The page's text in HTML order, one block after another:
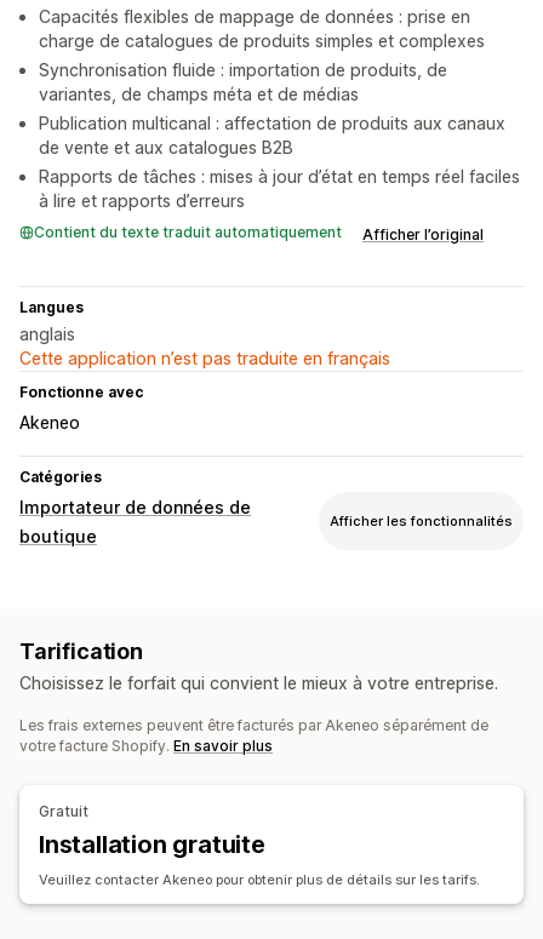
Capacités flexibles de mappage de données : prise en
charge de catalogues de produits simples et complexes
Synchronisation fluide : importation de produits, de
variantes, de champs méta et de médias
Publication multicanal : affectation de produits aux canaux
de vente et aux catalogues B2B
Rapports de tâches : mises à jour d’état en temps réel faciles
à lire et rapports d’erreurs
Contient du texte traduit automatiquement Afficher l’original
Langues
anglais
Cette application n’est pas traduite en français
Fonctionne avec
Akeneo
Catégories
Importateur de données de
boutique
Afficher les fonctionnalités
Synchronisation programmée
Champs méta Produits
Tarification
Choisissez le forfait qui convient le mieux à votre entreprise.
Les frais externes peuvent être facturés par Akeneo séparément de
votre facture Shopify. En savoir plus
Gratuit
Installation gratuite
Veuillez contacter Akeneo pour obtenir plus de détails sur les tarifs.